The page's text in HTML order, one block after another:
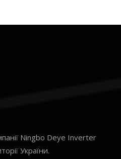
Ningbo Deye Inverter
України.